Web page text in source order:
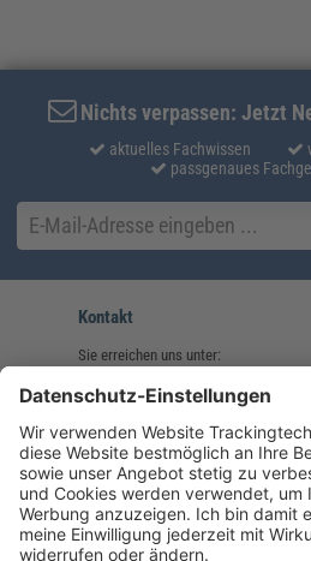
Nichts verpassen: Jetzt
aktuelles Fachwissen
passgenaues
Kontakt
Sie erreichen uns unter:
(08233) 38 11 23
service@forum-verlag.com
Mo-Do 07:30 - 17:00 Uhr
Fr 07:30 - 15:00 Uhr
Folgen Sie uns